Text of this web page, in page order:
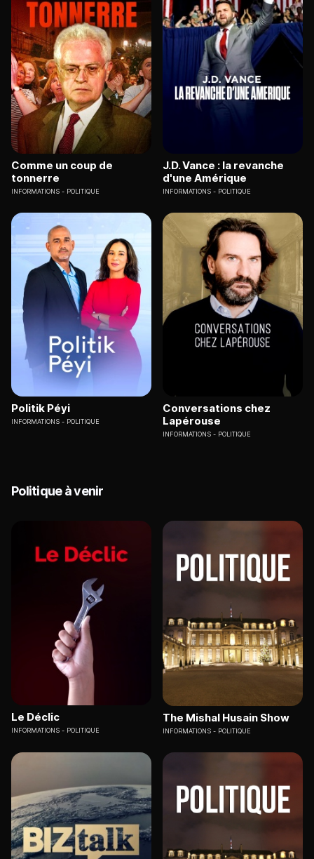
Comme un coup de
tonnerre
INFORMATIONS POLITIQUE
J.D. Vance : la revanche
d'une Amérique
INFORMATIONS POLITIQUE
Politik Péyi
INFORMATIONS POLITIQUE
Conversations chez
Lapérouse
INFORMATIONS POLITIQUE
Politique à venir
Le Déclic
INFORMATIONS POLITIQUE
The Mishal Husain Show
INFORMATIONS POLITIQUE